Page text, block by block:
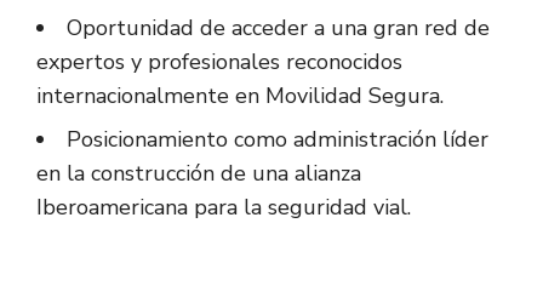
Oportunidad de acceder a una gran red de
expertos y profesionales reconocidos
internacionalmente en Movilidad Segura.
Posicionamiento como administración líder
en la construcción de una alianza
Iberoamericana para la seguridad vial.